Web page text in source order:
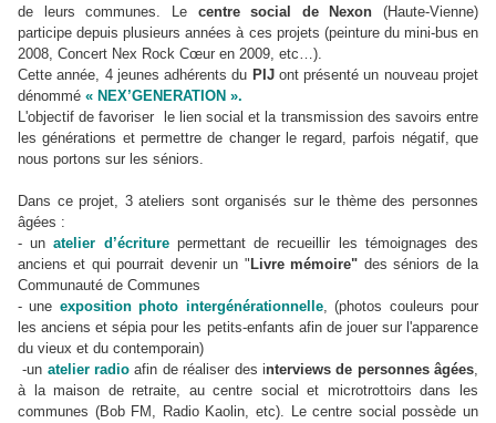
de leurs communes. Le centre social de Nexon (Haute-Vienne)
participe depuis plusieurs années à ces projets (peinture du mini-bus en
2008, Concert Nex Rock Cœur en 2009, etc…).
Cette année, 4 jeunes adhérents du PIJont présenté un nouveau projet
dénommé « NEX’GENERATION ».
L'objectif de favoriser le lien social et la transmission des savoirs entre
les générations et permettre de changer le regard, parfois négatif, que
nous portons sur les séniors.
Dans ce projet, 3 ateliers sont organisés sur le thème des personnes
âgées :
- unatelier d’écriturepermettant de recueillir les témoignages des
anciens et qui pourrait devenir un " Livre mémoire" des séniors de la
Communauté de Communes
- une exposition photo intergénérationnelle, (photos couleurs pour
les anciens et sépia pour les petits-enfants afin de jouer sur l'apparence
du vieux et du contemporain)
-un atelier radio afin de réaliser des interviews de personnes âgées,
à la maison de retraite, au centre social et microtrottoirs dans les
communes (Bob FM, Radio Kaolin, etc). Le centre social possède un